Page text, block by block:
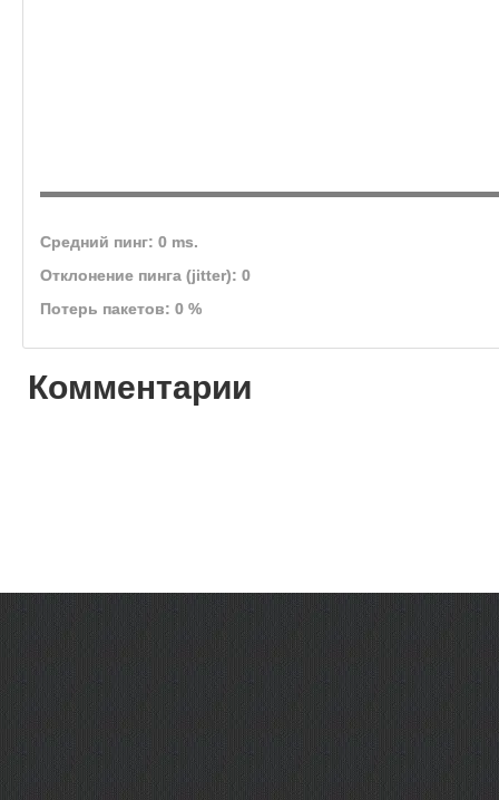
Средний пинг: 0 ms.
Отклонение пинга (jitter): 0
Потерь пакетов: 0 %
Комментарии